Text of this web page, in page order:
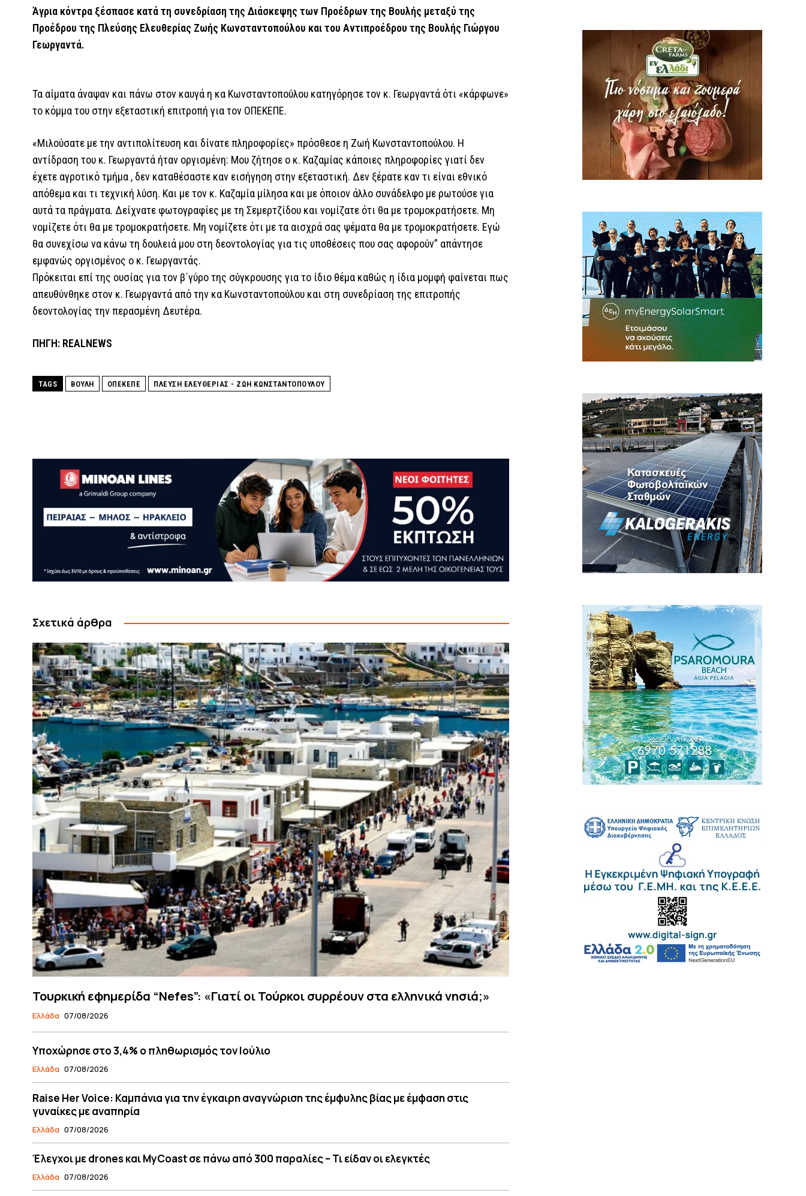
Άγρια κόντρα ξέσπασε κατά τη συνεδρίαση της Διάσκεψης των Προέδρων της Βουλής μεταξύ της
Προέδρου της Πλεύσης Ελευθερίας Ζωής Κωνσταντοπούλου και του Αντιπροέδρου της Βουλής Γιώργου
Γεωργαντά.
Τα αίματα άναψαν και πάνω στον καυγά η κα Κωνσταντοπούλου κατηγόρησε τον κ. Γεωργαντά ότι «κάρφωνε»
το κόμμα του στην εξεταστική επιτροπή για τον ΟΠΕΚΕΠΕ.
«Μιλούσατε με την αντιπολίτευση και δίνατε πληροφορίες» πρόσθεσε η Ζωή Κωνσταντοπούλου. Η
αντίδραση του κ. Γεωργαντά ήταν οργισμένη: Μου ζήτησε ο κ. Καζαμίας κάποιες πληροφορίες γιατί δεν
έχετε αγροτικό τμήμα , δεν καταθέσαστε καν εισήγηση στην εξεταστική. Δεν ξέρατε καν τι είναι εθνικό
απόθεμα και τι τεχνική λύση. Και με τον κ. Καζαμία μίλησα και με όποιον άλλο συνάδελφο με ρωτούσε για
αυτά τα πράγματα. Δείχνατε φωτογραφίες με τη Σεμερτζίδου και νομίζατε ότι θα με τρομοκρατήσετε. Μη
νομίζετε ότι θα με τρομοκρατήσετε. Μη νομίζετε ότι με τα αισχρά σας ψέματα θα με τρομοκρατήσετε. Εγώ
θα συνεχίσω να κάνω τη δουλειά μου στη δεοντολογίας για τις υποθέσεις που σας αφορούν” απάντησε
εμφανώς οργισμένος ο κ. Γεωργαντάς.
Πρόκειται επί της ουσίας για τον β΄γύρο της σύγκρουσης για το ίδιο θέμα καθώς η ίδια μομφή φαίνεται πως
απευθύνθηκε στον κ. Γεωργαντά από την κα Κωνσταντοπούλου και στη συνεδρίαση της επιτροπής
δεοντολογίας την περασμένη Δευτέρα.
ΠΗΓΗ: REALNEWS
TAGS ΒΟΥΛΗ ΟΠΕΚΕΠΕ ΠΛΕΥΣΗ ΕΛΕΥΘΕΡΙΑΣ - ΖΩΗ ΚΩΝΣΤΑΝΤΟΠΟΥΛΟΥ
Σχετικά άρθρα
Τουρκική εφημερίδα “Nefes”: «Γιατί οι Τούρκοι συρρέουν στα ελληνικά νησιά;»
Ελλάδα 07/08/2026
Υποχώρησε στο 3,4% ο πληθωρισμός τον Ιούλιο
Ελλάδα 07/08/2026
Raise Her Voice: Καμπάνια για την έγκαιρη αναγνώριση της έμφυλης βίας με έμφαση στις
γυναίκες με αναπηρία
Ελλάδα 07/08/2026
Έλεγχοι με drones και MyCoast σε πάνω από 300 παραλίες – Τι είδαν οι ελεγκτές
Ελλάδα 07/08/2026